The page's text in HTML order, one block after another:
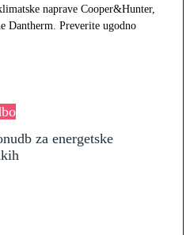
naprave Cooper&Hunter,
Dantherm. Preverite ugodno